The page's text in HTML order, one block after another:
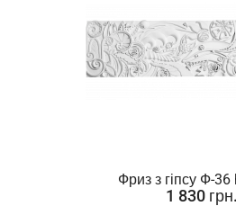
Фриз з гіпсу Ф-
1 830 грн.